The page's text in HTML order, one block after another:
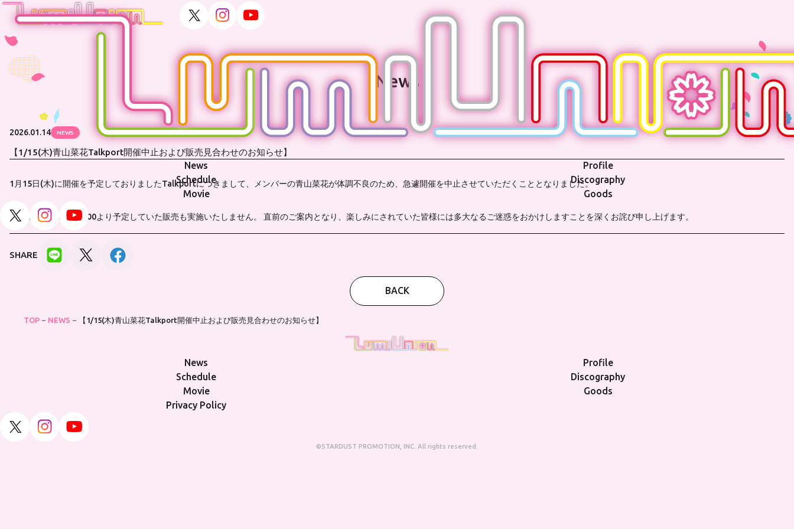
News
Profile
Schedule
Discography
Movie
Goods
News
2026.01.14 NEWS
【1/15(木)青山菜花Talkport開催中止および販売見合わせのお知らせ】
1月15日(木)に開催を予定しておりましたTalkportにつきまして、メンバーの青山菜花が体調不良のため、急遽開催を中止させていただくこととなりました。
これに伴い、本日12:00より予定していた販売も実施いたしません。 直前のご案内となり、楽しみにされていた皆様には多大なるご迷惑をおかけしますことを深くお詫び申し上げます。
SHARE
BACK
TOP NEWS 【1/15(木)青山菜花Talkport開催中止および販売見合わせのお知らせ】
News
Profile
Schedule
Discography
Movie
Goods
Privacy Policy
©STARDUST PROMOTION, INC. All rights reserved.